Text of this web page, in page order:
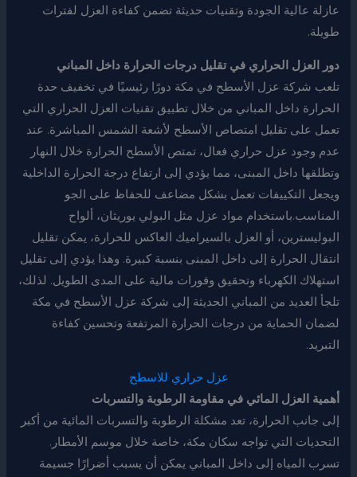
عازلة عالية الجودة وتقنيات حديثة تضمن كفاءة العزل لفترات
طويلة.
دور العزل الحراري في تقليل درجات الحرارة داخل المباني
تلعب شركة عزل الأسطح في مكة دورًا رئيسيًا في تخفيف حدة
الحرارة داخل المباني من خلال تطبيق تقنيات العزل الحراري التي
تعمل على تقليل امتصاص الأسطح لأشعة الشمس المباشرة. عند
عدم وجود عزل حراري فعال، تمتص الأسطح الحرارة خلال النهار
وتطلقها داخل المبنى، مما يؤدي إلى ارتفاع درجة الحرارة الداخلية
ويجعل التكييفات تعمل بشكل مضاعف للحفاظ على الجو
المناسب.باستخدام مواد عزل مثل البولي يوريثان، ألواح
البوليسترين، أو العزل بالسيراميك العاكس للحرارة، يمكن تقليل
انتقال الحرارة إلى داخل المبنى بنسبة كبيرة. وهذا يؤدي إلى تقليل
استهلاك الكهرباء وتحقيق وفورات مالية على المدى الطويل. لذلك،
تلجأ العديد من المباني الحديثة إلى شركة عزل الأسطح في مكة
لضمان الحماية من درجات الحرارة المرتفعة وتحسين كفاءة
التبريد.
عزل حراري للاسطح
أهمية العزل المائي في مقاومة الرطوبة والتسربات
إلى جانب الحرارة، تعد مشكلة الرطوبة والتسربات المائية من أكبر
التحديات التي تواجه سكان مكة، خاصة خلال موسم الأمطار.
تسرب المياه إلى داخل المباني يمكن أن يسبب أضرارًا جسيمة